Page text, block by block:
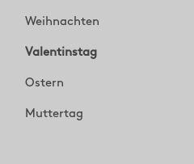
Weihnachten
Valentinstag
Ostern
Muttertag